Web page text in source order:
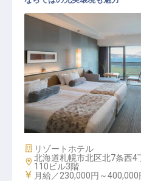
予約スタッフ│月給23
千円～の寮あり／未経
施設業態
リゾートホテル
勤務地
北海道札幌市北区北7条西
110ビル3階
給与
月給／230,000円～400,000